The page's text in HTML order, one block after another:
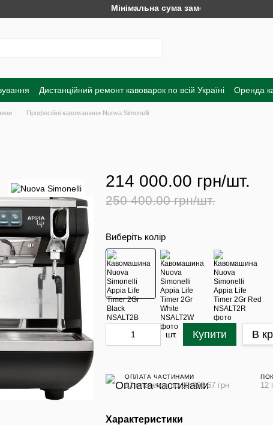
Мінімальна сума замовлення на сайті - 300
Дистанційний ремонт кавоварок по всій Україні Оренда
повернення Договір публічної оферти Угода користувача
Професійні кавомашини Nuova Simonelli
214 000.00 грн/шт.
250 400.00 грн/шт.
Виберіть колір
шт. Купити В
ОПЛАТА ЧАСТИНАМИ
12 платежів по 20 866.67 грн 12
Характеристики